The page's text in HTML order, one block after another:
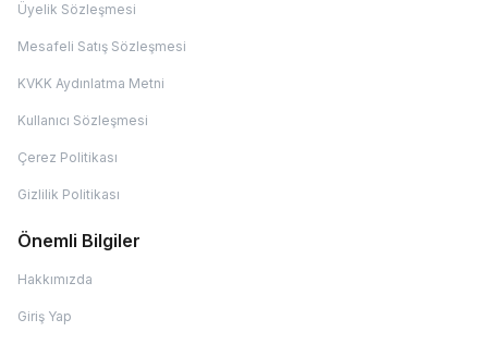
Üyelik Sözleşmesi
Mesafeli Satış Sözleşmesi
KVKK Aydınlatma Metni
Kullanıcı Sözleşmesi
Çerez Politikası
Gizlilik Politikası
Önemli Bilgiler
Hakkımızda
Giriş Yap